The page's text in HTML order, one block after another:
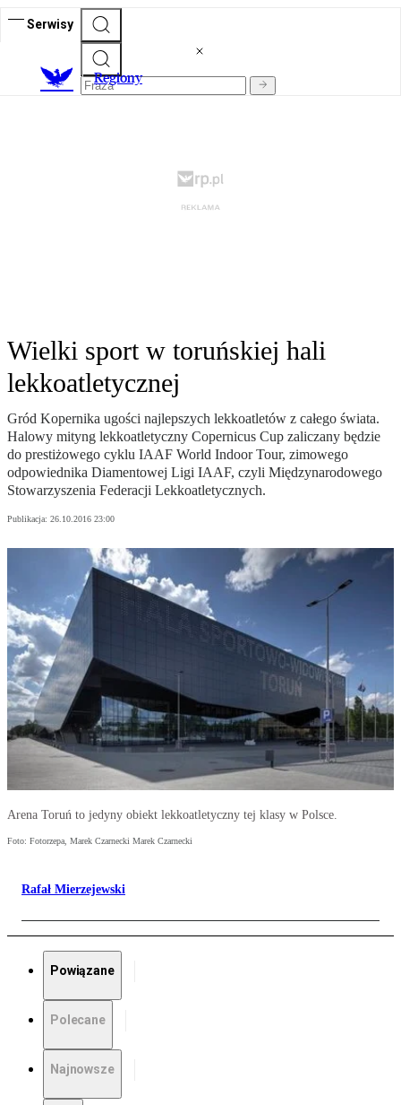
Serwisy
Regiony
Wielki sport w toruńskiej hali
lekkoatletycznej
Gród Kopernika ugości najlepszych lekkoatletów z całego świata.
Halowy mityng lekkoatletyczny Copernicus Cup zaliczany będzie
do prestiżowego cyklu IAAF World Indoor Tour, zimowego
odpowiednika Diamentowej Ligi IAAF, czyli Międzynarodowego
Stowarzyszenia Federacji Lekkoatletycznych.
Publikacja: 26.10.2016 23:00
Arena Toruń to jedyny obiekt lekkoatletyczny tej klasy w Polsce.
Foto: Fotorzepa, Marek Czarnecki Marek Czarnecki
Rafał Mierzejewski
Powiązane
Polecane
Najnowsze